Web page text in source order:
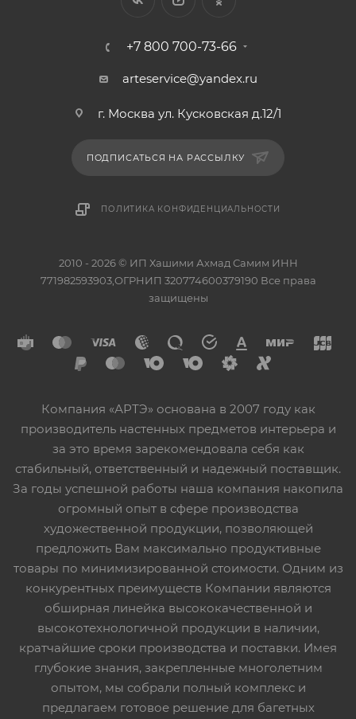
+7 800 700-73-66
arteservice@yandex.ru
г. Москва ул. Кусковская д.12/1
ПОДПИСАТЬСЯ НА РАССЫЛКУ
ПОЛИТИКА КОНФИДЕНЦИАЛЬНОСТИ
2010 - 2026 © ИП Хашими Ахмад Самим ИНН
771982593903,ОГРНИП 320774600379190 Все права
защищены
Компания «АРТЭ» основана в 2007 году как
производитель настенных предметов интерьера и
за это время зарекомендовала себя как
стабильный, ответственный и надежный поставщик.
За годы успешной работы наша компания накопила
огромный опыт в сфере производства
художественной продукции, позволяющей
предложить Вам максимально продуктивные
товары по минимизированной стоимости. Одним из
конкурентных преимуществ Компании являются
обширная линейка высококачественной и
высокотехнологичной продукции в наличии,
кратчайшие сроки производства и поставки. Имея
глубокие знания, закрепленные многолетним
опытом, мы собрали полный комплекс и
предлагаем готовое решение для багетных